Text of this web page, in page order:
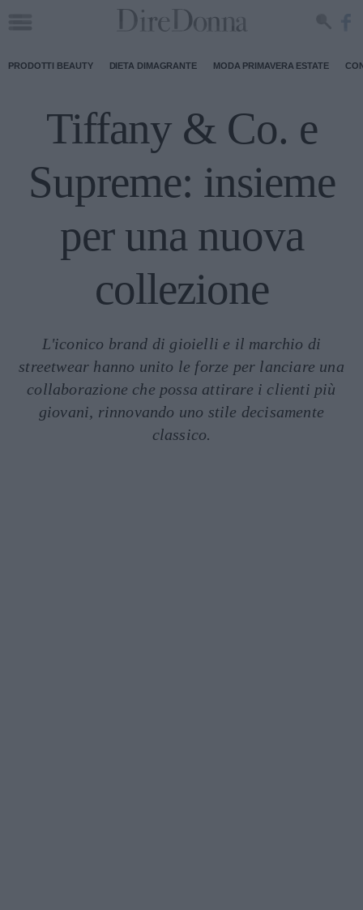
PRODOTTI BEAUTY DIETA DIMAGRANTE MODA PRIMAVERA ESTATE
Tiffany & Co. e
Supreme: insieme
per una nuova
collezione
L'iconico brand di gioielli e il marchio di
streetwear hanno unito le forze per lanciare una
collaborazione che possa attirare i clienti più
giovani, rinnovando uno stile decisamente
classico.